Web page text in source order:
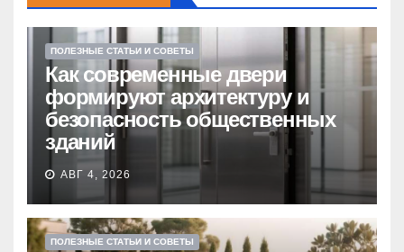
ПОЛЕЗНЫЕ СТАТЬИ И СОВЕТЫ
Как современные двери
формируют архитектуру и
безопасность общественных
зданий
АВГ 4, 2026
ПОЛЕЗНЫЕ СТАТЬИ И СОВЕТЫ